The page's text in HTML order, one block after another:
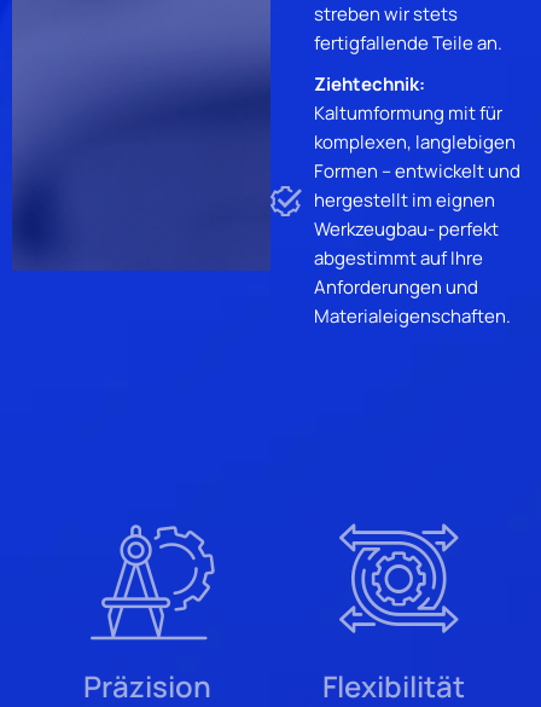
streben wir stets
fertigfallende Teile an.
Ziehtechnik:
Kaltumformung mit für
komplexen, langlebigen
Formen – entwickelt und
hergestellt im eignen
Werkzeugbau- perfekt
abgestimmt auf Ihre
Anforderungen und
Materialeigenschaften.
Präzision Flexibilität